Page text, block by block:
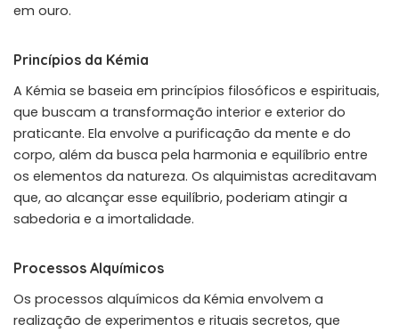
em ouro.
Princípios da Kémia
A Kémia se baseia em princípios filosóficos e espirituais,
que buscam a transformação interior e exterior do
praticante. Ela envolve a purificação da mente e do
corpo, além da busca pela harmonia e equilíbrio entre
os elementos da natureza. Os alquimistas acreditavam
que, ao alcançar esse equilíbrio, poderiam atingir a
sabedoria e a imortalidade.
Processos Alquímicos
Os processos alquímicos da Kémia envolvem a
realização de experimentos e rituais secretos, que